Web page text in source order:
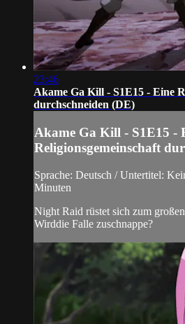
23:46
Akame Ga Kill - S1E15 - Eine
durchschneiden (DE)
Akame Ga Kill - S1E15 -
Religionsgemeinschaft
Sprache: Deutsch / Untertitel:
Minuten
Night Raid rüstet sich zum
Wirddie Falle zuschnappe?